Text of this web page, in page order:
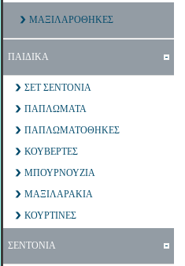
ΜΑΞΙΛΑΡΟΘΗΚΕΣ
ΠΑΙΔΙΚΑ
ΣΕΤ ΣΕΝΤΟΝΙΑ
ΠΑΠΛΩΜΑΤΑ
ΠΑΠΛΩΜΑΤΟΘΗΚΕΣ
ΚΟΥΒΕΡΤΕΣ
ΜΠΟΥΡΝΟΥΖΙΑ
ΜΑΞΙΛΑΡΑΚΙΑ
ΚΟΥΡΤΙΝΕΣ
ΣΕΝΤΟΝΙΑ